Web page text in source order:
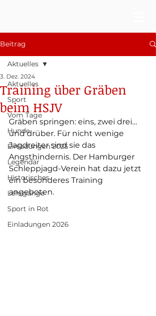
Beitrag
Aktuelles
Sport
Vom Tage
Hunde
Einladungen 2025
Legendär
Historisches
Lehrgänge
Sport in Rot
Einladungen 2026
Aktuelles
Training über Gräben
beim HSJV
3. Dez. 2024
Gräben springen: eins, zwei drei…
und drüber. Für nicht wenige
Jagdreiter sind sie das
Angsthindernis. Der Hamburger
Schleppjagd-Verein hat dazu jetzt
ein besonderes Training
angeboten.